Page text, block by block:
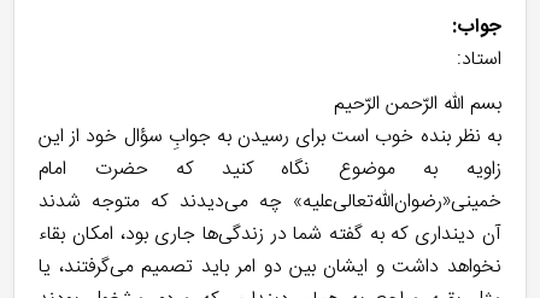
جواب:
استاد:
بسم الله الرّحمن الرّحیم
به نظر بنده خوب است برای رسیدن به جوابِ سؤال خود از این
زاویه به موضوع نگاه کنید که حضرت امام
خمینی«رضوان‌الله‌تعالی‌علیه» چه می‌دیدند که متوجه شدند
آن دینداری که به گفته شما در زندگی‌ها جاری بود، امکان بقاء
نخواهد داشت و ایشان بین دو امر باید تصمیم می‌گرفتند، یا